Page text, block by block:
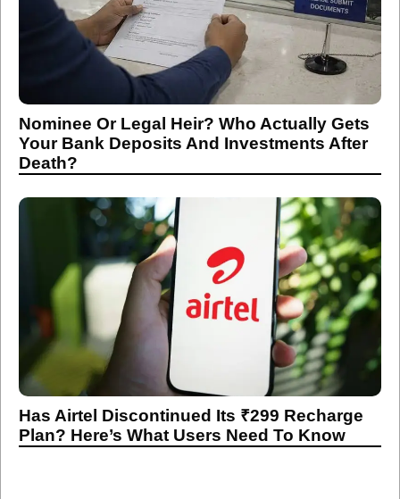
Nominee Or Legal Heir? Who Actually Gets
Your Bank Deposits And Investments After
Death?
Has Airtel Discontinued Its ₹299 Recharge
Plan? Here’s What Users Need To Know